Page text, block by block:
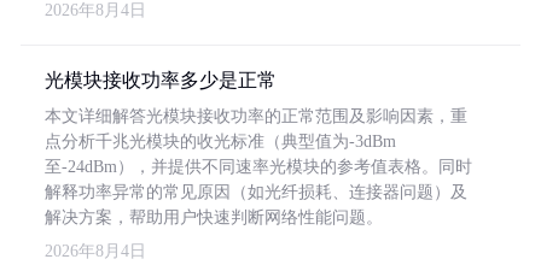
2026年8月4日
光模块接收功率多少是正常
本文详细解答光模块接收功率的正常范围及影响因素，重
点分析千兆光模块的收光标准（典型值为-3dBm
至-24dBm），并提供不同速率光模块的参考值表格。同时
解释功率异常的常见原因（如光纤损耗、连接器问题）及
解决方案，帮助用户快速判断网络性能问题。
2026年8月4日